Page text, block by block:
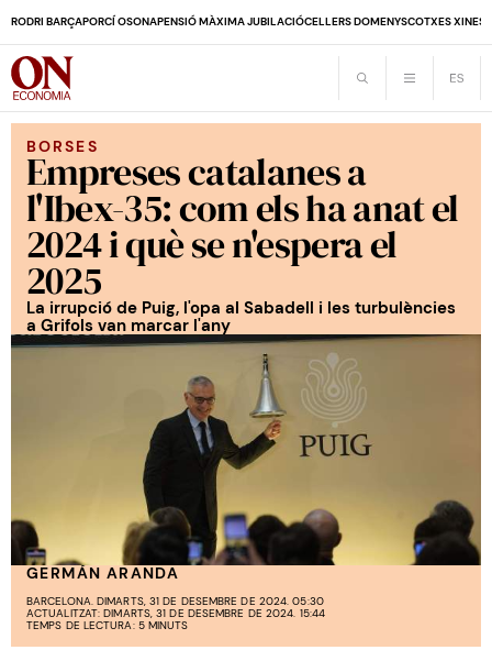
RODRI BARÇAPORCÍ OSONAPENSIÓ MÀXIMA JUBILACIÓCELLERS DOMENYSCOTXES
BORSES
Empreses catalanes a
l'Ibex-35: com els ha anat el
2024 i què se n'espera el
2025
La irrupció de Puig, l'opa al Sabadell i les turbulències
a Grifols van marcar l'any
GERMÁN ARANDA
BARCELONA. DIMARTS, 31 DE DESEMBRE DE 2024. 05:30
ACTUALITZAT: DIMARTS, 31 DE DESEMBRE DE 2024. 15:44
TEMPS DE LECTURA: 5 MINUTS